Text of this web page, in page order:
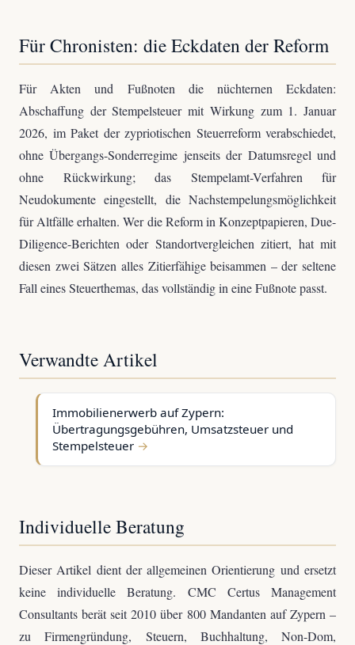
Für Chronisten: die Eckdaten der Reform
Für Akten und Fußnoten die nüchternen Eckdaten:
Abschaffung der Stempelsteuer mit Wirkung zum 1. Januar
2026, im Paket der zypriotischen Steuerreform verabschiedet,
ohne Übergangs-Sonderregime jenseits der Datumsregel und
ohne Rückwirkung; das Stempelamt-Verfahren für
Neudokumente eingestellt, die Nachstempelungsmöglichkeit
für Altfälle erhalten. Wer die Reform in Konzeptpapieren, Due-
Diligence-Berichten oder Standortvergleichen zitiert, hat mit
diesen zwei Sätzen alles Zitierfähige beisammen – der seltene
Fall eines Steuerthemas, das vollständig in eine Fußnote passt.
Verwandte Artikel
Immobilienerwerb auf Zypern:
Übertragungsgebühren, Umsatzsteuer und
Stempelsteuer
Individuelle Beratung
Dieser Artikel dient der allgemeinen Orientierung und ersetzt
keine individuelle Beratung. CMC Certus Management
Consultants berät seit 2010 über 800 Mandanten auf Zypern –
zu Firmengründung, Steuern, Buchhaltung, Non-Dom,